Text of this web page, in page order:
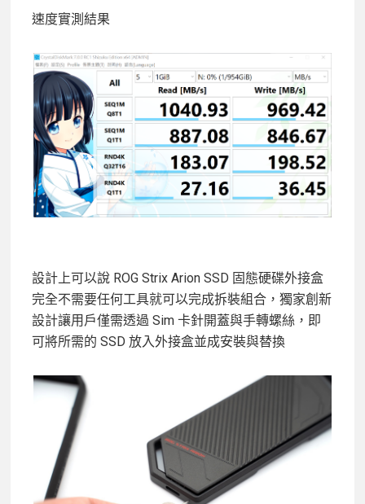
速度實測結果
設計上可以說 ROG Strix Arion SSD 固態硬碟外接盒
完全不需要任何工具就可以完成拆裝組合，獨家創新
設計讓用戶僅需透過 Sim 卡針開蓋與手轉螺絲，即
可將所需的 SSD 放入外接盒並成安裝與替換